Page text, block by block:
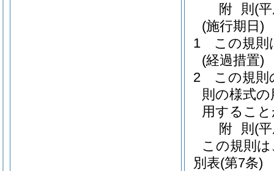
附 則 (
(施行期日)
1
この規則
(経過措置)
2
この規則
則の様式
用するこ
附 則 (
この規則
別表(第7条)